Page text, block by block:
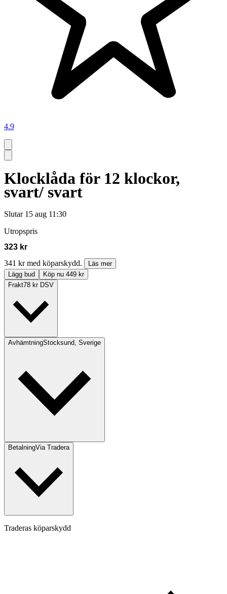
4.9
Klocklåda för 12 klockor,
svart/ svart
Slutar 15 aug 11:30
Utropspris
323 kr
341 kr med köparskydd.
Läs mer
Lägg bud
Köp nu 449 kr
Frakt78 kr DSV
AvhämtningStocksund, Sverige
BetalningVia Tradera
Traderas köparskydd